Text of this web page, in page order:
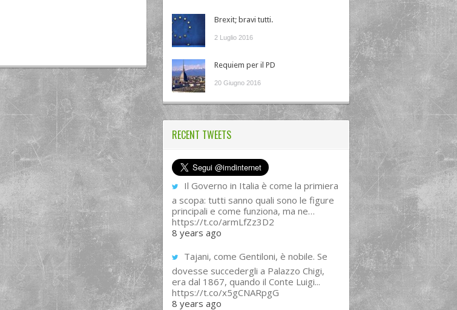
Brexit; bravi tutti.
2 Luglio 2016
Requiem per il PD
20 Giugno 2016
RECENT TWEETS
Il Governo in Italia è come la primiera
a scopa: tutti sanno quali sono le figure
principali e come funziona, ma ne…
https://t.co/armLfZz3D2
8 years ago
Tajani, come Gentiloni, è nobile. Se
dovesse succedergli a Palazzo Chigi,
era dal 1867, quando il Conte Luigi...
https://t.co/x5gCNARpgG
8 years ago